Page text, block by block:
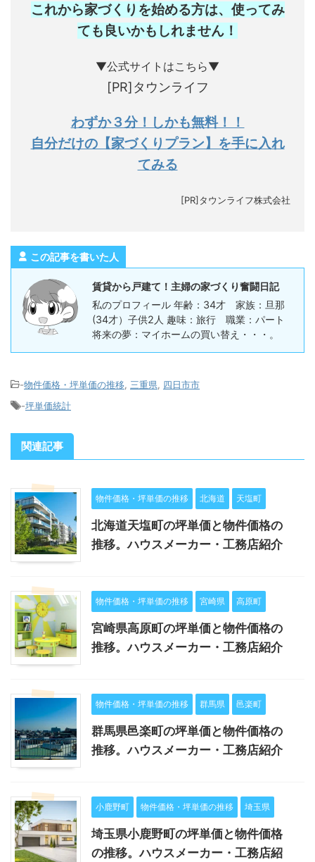
これから家づくりを始める方は、使ってみ
ても良いかもしれません ！
▼公式サイトはこちら▼
[PR]タウンライフ
わずか３分！しかも無料！！
自分だけの【家づくりプラン】を手に入れ
てみる
[PR]タウンライフ株式会社
この記事を書いた人
賃貸から戸建て！主婦の家づくり奮闘日記
私のプロフィール 年齢：34才 家族：旦那
(34才）子供2人 趣味：旅行 職業：パート
将来の夢：マイホームの買い替え・・・。
-物件価格・坪単価の推移 三重県
四日市市
-坪単価統計
関連記事
物件価格・坪単価の推移 北海道 天塩町
北海道天塩町の坪単価と物件価格の
推移。ハウスメーカー・工務店紹介
物件価格・坪単価の推移 宮崎県 高原町
宮崎県高原町の坪単価と物件価格の
推移。ハウスメーカー・工務店紹介
物件価格・坪単価の推移 群馬県 邑楽町
群馬県邑楽町の坪単価と物件価格の
推移。ハウスメーカー・工務店紹介
小鹿野町 物件価格・坪単価の推移 埼玉県
埼玉県小鹿野町の坪単価と物件価格
の推移。ハウスメーカー・工務店紹